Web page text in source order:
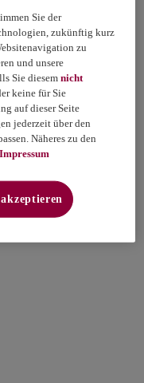
Sie der
zukünftig kurz
zu
und unsere
Sie diesemnicht
keine für Sie
auf dieser Seite
jederzeit über den
Näheres zu den
Impressum